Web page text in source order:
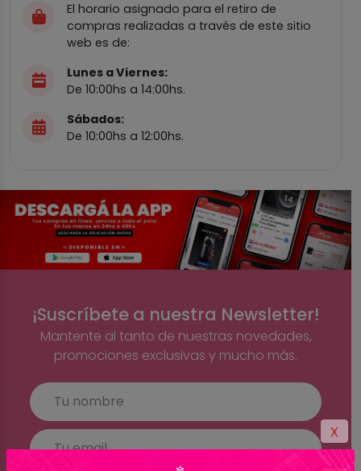
X
El horario asignado para el retiro de
compras realizadas a través de este sitio
web es de:
Lunes a Viernes:
De 10:00hs a 14:00hs.
Sábados:
De 10:00hs a 12:00hs.
¡Suscríbete a nuestra Newsletter!
Mantente al tanto de nuestras novedades,
promociones exclusivas y mucho más.